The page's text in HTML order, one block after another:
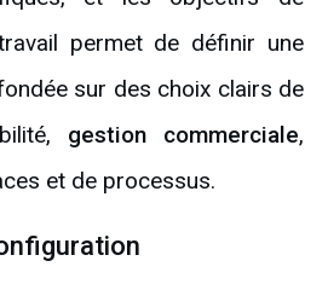
permet de définir une
sur des choix clairs de
gestion commerciale,
et de processus.